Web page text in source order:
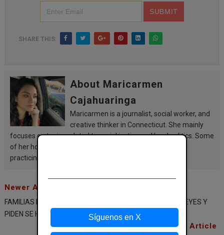
SHARE THIS:
About Maricarmen
Cajahuaringa
Maricarmen is a journalist, social worker, and
creative thinker in Connecticut. She mainly
focuses on topics related to social justice and local politics. Some
of her hobbies are a pleasant walk, reading, cooking, and
practicing yoga.
Newer Article
FAMILIAS HISPANAS DE CT, CELEBRAN EL DÍA DE LOS 3 REYES Y
PIDEN SE HAGA UN FERIADO ESTATAL
Older Article
Síguenos en X